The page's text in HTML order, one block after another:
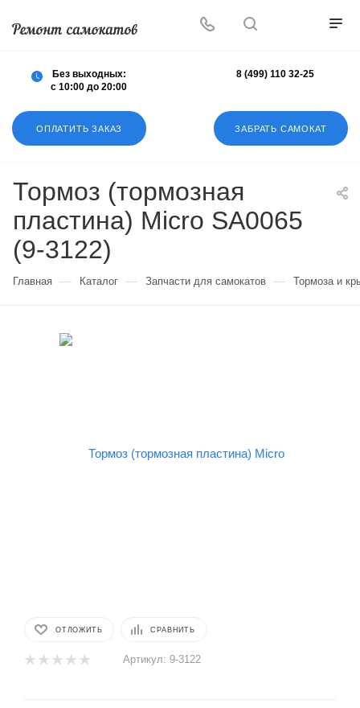
ОПЛАТИТЬ ЗАКАЗ ЗАБРАТЬ САМОКАТ
Без выходных:
с 10:00 до 20:00
8 (499) 110 32-25
Тормоз (тормозная
пластина) Micro SA0065
(9-3122)
Главная — Каталог — Запчасти для самокатов — Тормоза и
ОТЛОЖИТЬ СРАВНИТЬ
Артикул: 9-3122